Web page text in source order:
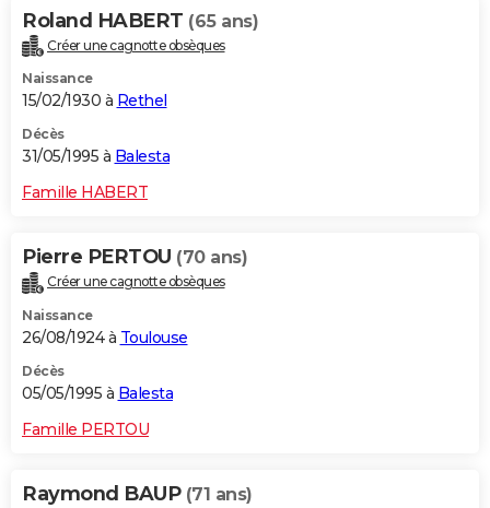
Roland HABERT (65 ans)
Créer une cagnotte obsèques
Naissance
15/02/1930 à Rethel
Décès
31/05/1995 à Balesta
Famille HABERT
Pierre PERTOU (70 ans)
Créer une cagnotte obsèques
Naissance
26/08/1924 à Toulouse
Décès
05/05/1995 à Balesta
Famille PERTOU
Raymond BAUP (71 ans)